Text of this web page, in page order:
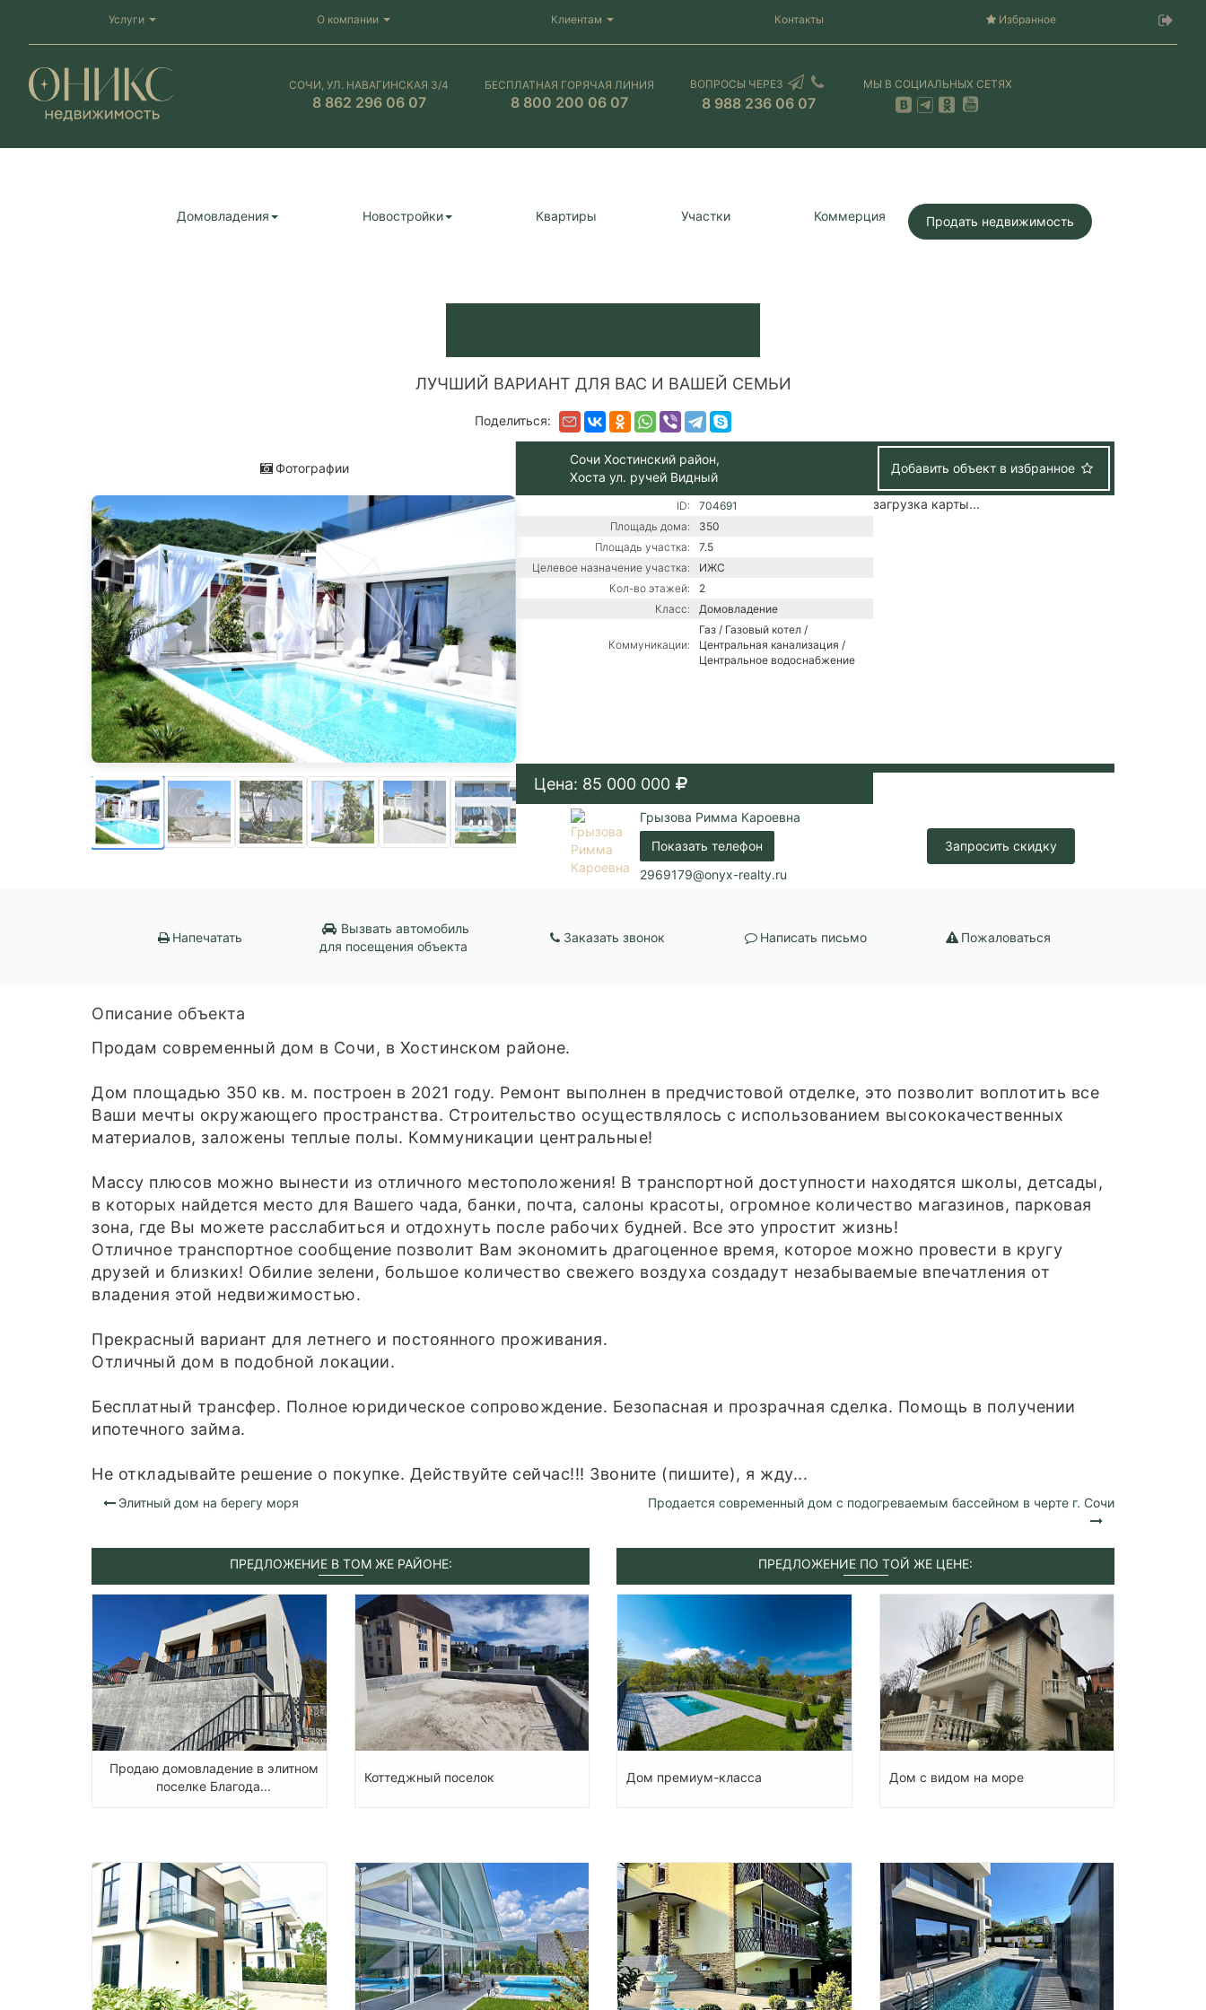
Услуги О компании Клиентам Контакты Избранное
СОЧИ, УЛ. НАВАГИНСКАЯ 3/4
8 862 296 06 07
БЕСПЛАТНАЯ ГОРЯЧАЯ ЛИНИЯ
8 800 200 06 07
ВОПРОСЫ ЧЕРЕЗ
8 988 236 06 07
МЫ В СОЦИАЛЬНЫХ СЕТЯХ
Домовладения Новостройки Квартиры Участки Коммерция Продать недвижимость
ЛУЧШИЙ ВАРИАНТ ДЛЯ ВАС И ВАШЕЙ СЕМЬИ
Поделиться:
Фотографии
Сочи Хостинский район,
Хоста ул. ручей Видный
Добавить объект в избранное
ID:
704691
Площадь дома:
350
Площадь участка:
7.5
Целевое назначение участка:
ИЖС
Кол-во этажей:
2
Класс:
Домовладение
Коммуникации:
Газ / Газовый котел /
Центральная канализация /
Центральное водоснабжение
загрузка карты...
Цена: 85 000 000
Грызова Римма Кароевна
Показать телефон
2969179@onyx-realty.ru
Запросить скидку
Напечатать
Вызвать автомобиль
для посещения объекта
Заказать звонок Написать письмо Пожаловаться
Описание объекта
Продам современный дом в Сочи, в Хостинском районе.
Дом площадью 350 кв. м. построен в 2021 году. Ремонт выполнен в предчистовой отделке, это позволит воплотить все
Ваши мечты окружающего пространства. Строительство осуществлялось с использованием высококачественных
материалов, заложены теплые полы. Коммуникации центральные!
Массу плюсов можно вынести из отличного местоположения! В транспортной доступности находятся школы, детсады,
в которых найдется место для Вашего чада, банки, почта, салоны красоты, огромное количество магазинов, парковая
зона, где Вы можете расслабиться и отдохнуть после рабочих будней. Все это упростит жизнь!
Отличное транспортное сообщение позволит Вам экономить драгоценное время, которое можно провести в кругу
друзей и близких! Обилие зелени, большое количество свежего воздуха создадут незабываемые впечатления от
владения этой недвижимостью.
Прекрасный вариант для летнего и постоянного проживания.
Отличный дом в подобной локации.
Бесплатный трансфер. Полное юридическое сопровождение. Безопасная и прозрачная сделка. Помощь в получении
ипотечного займа.
Не откладывайте решение о покупке. Действуйте сейчас!!! Звоните (пишите), я жду...
Элитный дом на берегу моря Продается современный дом с подогреваемым бассейном в черте г. Сочи
ПРЕДЛОЖЕНИЕ В ТОМ ЖЕ РАЙОНЕ:
Продаю домовладение в элитном
поселке Благода...
Коттеджный поселок
ПРЕДЛОЖЕНИЕ ПО ТОЙ ЖЕ ЦЕНЕ:
Дом пpемиум-класса Дом с видом на море